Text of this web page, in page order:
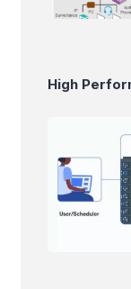
High